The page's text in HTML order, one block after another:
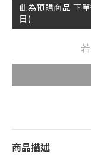
此為預購商品 下
日)
商品描述